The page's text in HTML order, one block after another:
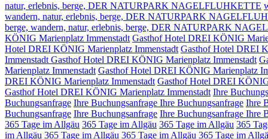
natur, erlebnis, berge, DER NATURPARK NAGELFLUHKETTE
wandern, natur, erlebnis, berge, DER NATURPARK
berge, wandern, natur, erlebnis, berge, DER NATURPARK
KÖNIG Marienplatz Immenstadt Gasthof Hotel DREI KÖNIG
Hotel DREI KÖNIG Marienplatz Immenstadt Gasthof Hotel DREI
Immenstadt Gasthof Hotel DREI KÖNIG Marienplatz Immenstadt
Marienplatz Immenstadt Gasthof Hotel DREI KÖNIG Marienplatz
DREI KÖNIG Marienplatz Immenstadt Gasthof Hotel DREI
Gasthof Hotel DREI KÖNIG Marienplatz Immenstadt Ihre
Buchungsanfrage Ihre Buchungsanfrage Ihre Buchungsanfrage Ihre
Buchungsanfrage Ihre Buchungsanfrage Ihre Buchungsanfrage Ihre
365 Tage im Allgäu 365 Tage im Allgäu 365 Tage im Allgäu 365
im Allgäu 365 Tage im Allgäu 365 Tage im Allgäu 365 Tage im